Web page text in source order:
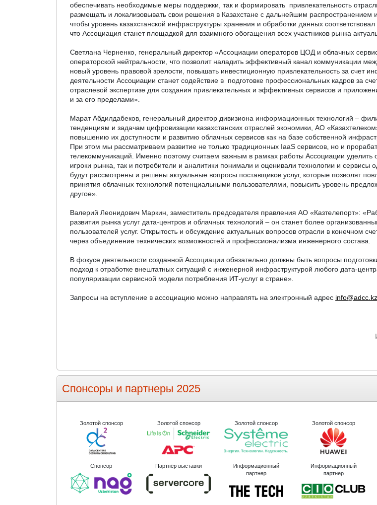
обеспечивать необходимые меры поддержки, так и формировать привлекательность
размещать и локализовывать свои решения в Казахстане с дальнейшим
чтобы уровень казахстанской инфраструктуры хранения и обработки данных
что Ассоциация станет площадкой для взаимного обогащения всех участников рынка
Светлана Черненко, генеральный директор «Ассоциации операторов ЦОД и облачных
операторской нейтральности, что позволит наладить эффективный канал коммуникации
новый уровень правовой зрелости, повышать инвестиционную привлекательность за счет
деятельности Ассоциации станет содействие в подготовке профессиональных кадров за
отраслевой экспертизе для создания привлекательных и эффективных сервисов и
и за его пределами».
Марат Абдилдабеков, генеральный директор дивизиона информационных технологий –
тенденциям и задачам цифровизации казахстанских отраслей экономики, АО
повышению их доступности и развитию облачных сервисов как на базе собственной
При этом мы рассматриваем развитие не только традиционных IaaS сервисов, но и
телекоммуникаций. Именно поэтому считаем важным в рамках работы Ассоциации
игроки рынка, так и потребители и аналитики понимали и оценивали технологии и
будут рассмотрены и решены актуальные вопросы поставщиков услуг, которые позволят
принятия облачных технологий потенциальными пользователями, повысить уровень
другое».
Валерий Леонидович Маркин, заместитель председателя правления АО «Казтелепорт»:
развития рынка услуг дата-центров и облачных технологий – он станет более
пользователей услуг. Открытость и обсуждение актуальных вопросов отрасли в конечном
через объединение технических возможностей и профессионализма инженерного состава.
В фокусе деятельности созданной Ассоциации обязательно должны быть вопросы
подход к отработке внештатных ситуаций с инженерной инфраструктурой любого дата-
популяризации сервисной модели потребления ИТ-услуг в стране».
Запросы на вступление в ассоциацию можно направлять на электронный адрес info@adcc.kz
Спонсоры и партнеры 2025
Золотой спонсор Золотой спонсор Золотой спонсор Золотой спонсор
Спонсор Партнёр выставки
Информационный
партнер
Информационный
партнер